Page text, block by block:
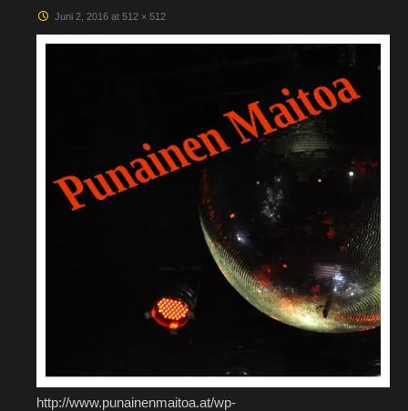
Juni 2, 2016 at 512 × 512
http://www.punainenmaitoa.at/wp-